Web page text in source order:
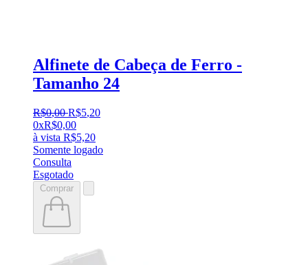
Alfinete de Cabeça de Ferro -
Tamanho 24
R$0,00 R$5,20
0xR$0,00
à vista R$5,20
Somente logado
Consulta
Esgotado
Comprar